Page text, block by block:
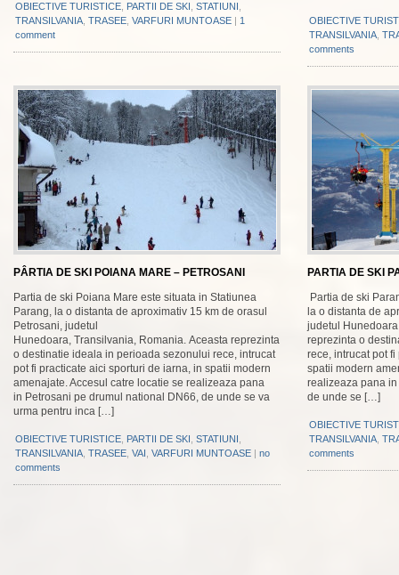
OBIECTIVE TURISTICE PARTII DE SKI STATIUNI
TRANSILVANIA TRASEE VARFURI MUNTOASE | 1
comment
OBIECTIVE
TRANSILVANIA
comments
PÂRTIA DE SKI POIANA MARE – PETROSANI
Partia de ski Poiana Mare este situata in Statiunea
Parang, la o distanta de aproximativ 15 km de orasul
Petrosani, judetul
Hunedoara, Transilvania, Romania. Aceasta reprezinta
o destinatie ideala in perioada sezonului rece, intrucat
pot fi practicate aici sporturi de iarna, in spatii modern
amenajate. Accesul catre locatie se realizeaza pana
in Petrosani pe drumul national DN66, de unde se va
urma pentru inca […]
OBIECTIVE TURISTICE PARTII DE SKI STATIUNI
TRANSILVANIA TRASEE VAI VARFURI MUNTOASE | no
comments
PARTIA DE SKI
Partia de ski
la o distanta de
judetul
reprezinta o
rece, intrucat pot
spatii modern
realizeaza pana
de unde se […]
OBIECTIVE
TRANSILVANIA
comments